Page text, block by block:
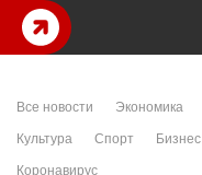
Все новости Экономика
Культура
Спорт Бизнес
Коронавирус